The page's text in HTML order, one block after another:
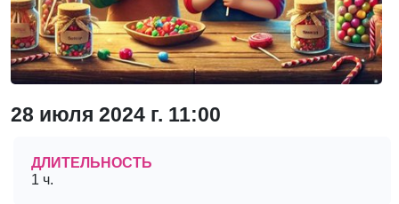
28 июля 2024 г. 11:00
ДЛИТЕЛЬНОСТЬ
1 ч.